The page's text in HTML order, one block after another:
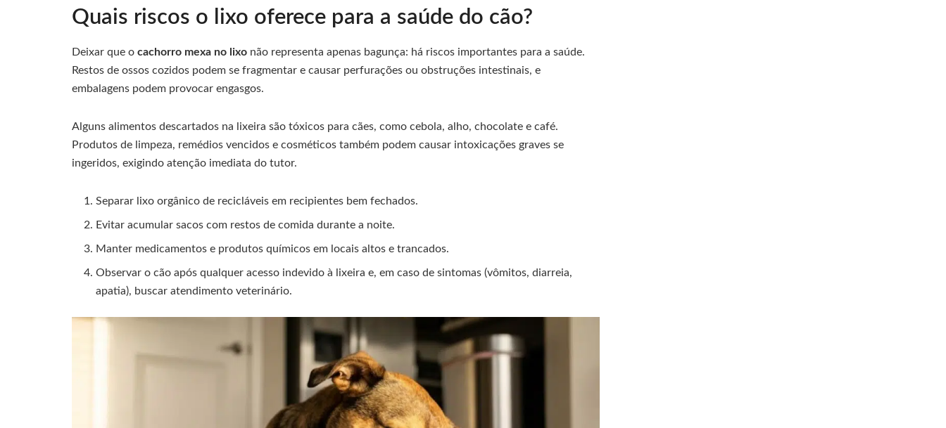
Quais riscos o lixo oferece para a saúde do cão?
Deixar que o cachorro mexa no lixo não representa apenas bagunça: há riscos importantes para a saúde.
Restos de ossos cozidos podem se fragmentar e causar perfurações ou obstruções intestinais, e
embalagens podem provocar engasgos.
Alguns alimentos descartados na lixeira são tóxicos para cães, como cebola, alho, chocolate e café.
Produtos de limpeza, remédios vencidos e cosméticos também podem causar intoxicações graves se
ingeridos, exigindo atenção imediata do tutor.
Separar lixo orgânico de recicláveis em recipientes bem fechados.
Evitar acumular sacos com restos de comida durante a noite.
Manter medicamentos e produtos químicos em locais altos e trancados.
Observar o cão após qualquer acesso indevido à lixeira e, em caso de sintomas (vômitos, diarreia,
apatia), buscar atendimento veterinário.